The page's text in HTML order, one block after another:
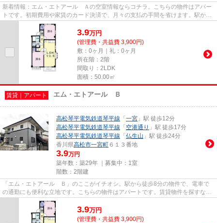
新着情報：エム・エトアール Ａの空室情報ならコチラ。こちらの物件はアパー
トです。初期費用や家賃のカード決済で、月々の支払の手間を省けます。駅から
徒歩8分の位置にある物件なの...
3.9万円
(管理費・共益費 3,900円)
敷：0ヶ月｜礼：0ヶ月
所在階：2階
間取り：2LDK
面積：50.00㎡
賃貸｜アパート エム・エトアール Ｂ
高松琴平電気鉄道琴平線 「 一宮 」駅 徒歩12分
高松琴平電気鉄道琴平線 「 空港通り 」駅 徒歩17分
高松琴平電気鉄道琴平線 「 仏生山 」駅 徒歩24分
香川県高松市一宮町 ６１３番地
3.9万円
築年数：築29年 ｜募集中： 1室
階数：2階建
「エム・エトアール Ｂ」のここがイチオシ。駅から徒歩8分の物件で、電車で
の通勤にも便利な立地です。こちらの物件はアパートです。賃貸物件を探すな
ら、地域に密着した当社にお任せ...
3.9万円
(管理費・共益費 3,900円)